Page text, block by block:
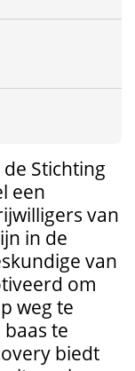
Stichting
een
van
in de
van
om
weg te
te
biedt